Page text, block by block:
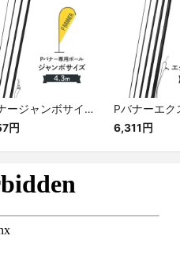
Pバナージャンボサイズ専用ポール
円
6,311円